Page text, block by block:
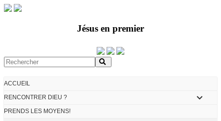
Jésus en premier
ACCUEIL
RENCONTRER DIEU ?
PRENDS LES MOYENS!